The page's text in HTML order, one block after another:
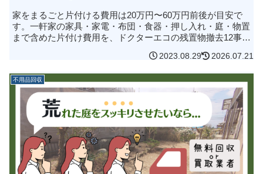
家をまるごと片付ける費用は20万円〜60万円前後が目安で
す。一軒家の家具・家電・布団・食器・押し入れ・庭・物置
まで含めた片付け費用を、ドクターエコの残置物撤去12事例
2023.08.29 2026.07.21
不用品回収